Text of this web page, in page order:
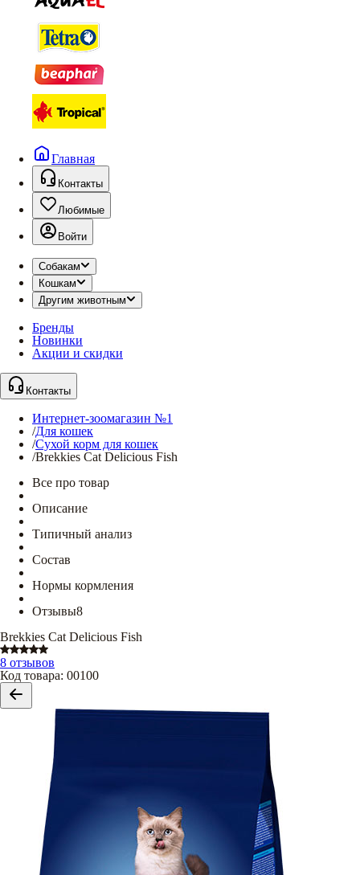
Главная
Контакты
Любимые
Войти
Собакам
Кошкам
Другим животным
Бренды
Новинки
Акции и скидки
Контакты
Интернет-зоомагазин №1
/Для кошек
/Сухой корм для кошек
/Brekkies Cat Delicious Fish
Все про товар
Описание
Типичный анализ
Состав
Нормы кормления
Отзывы8
Brekkies Cat Delicious Fish
8 отзывов
Код товара: 00100